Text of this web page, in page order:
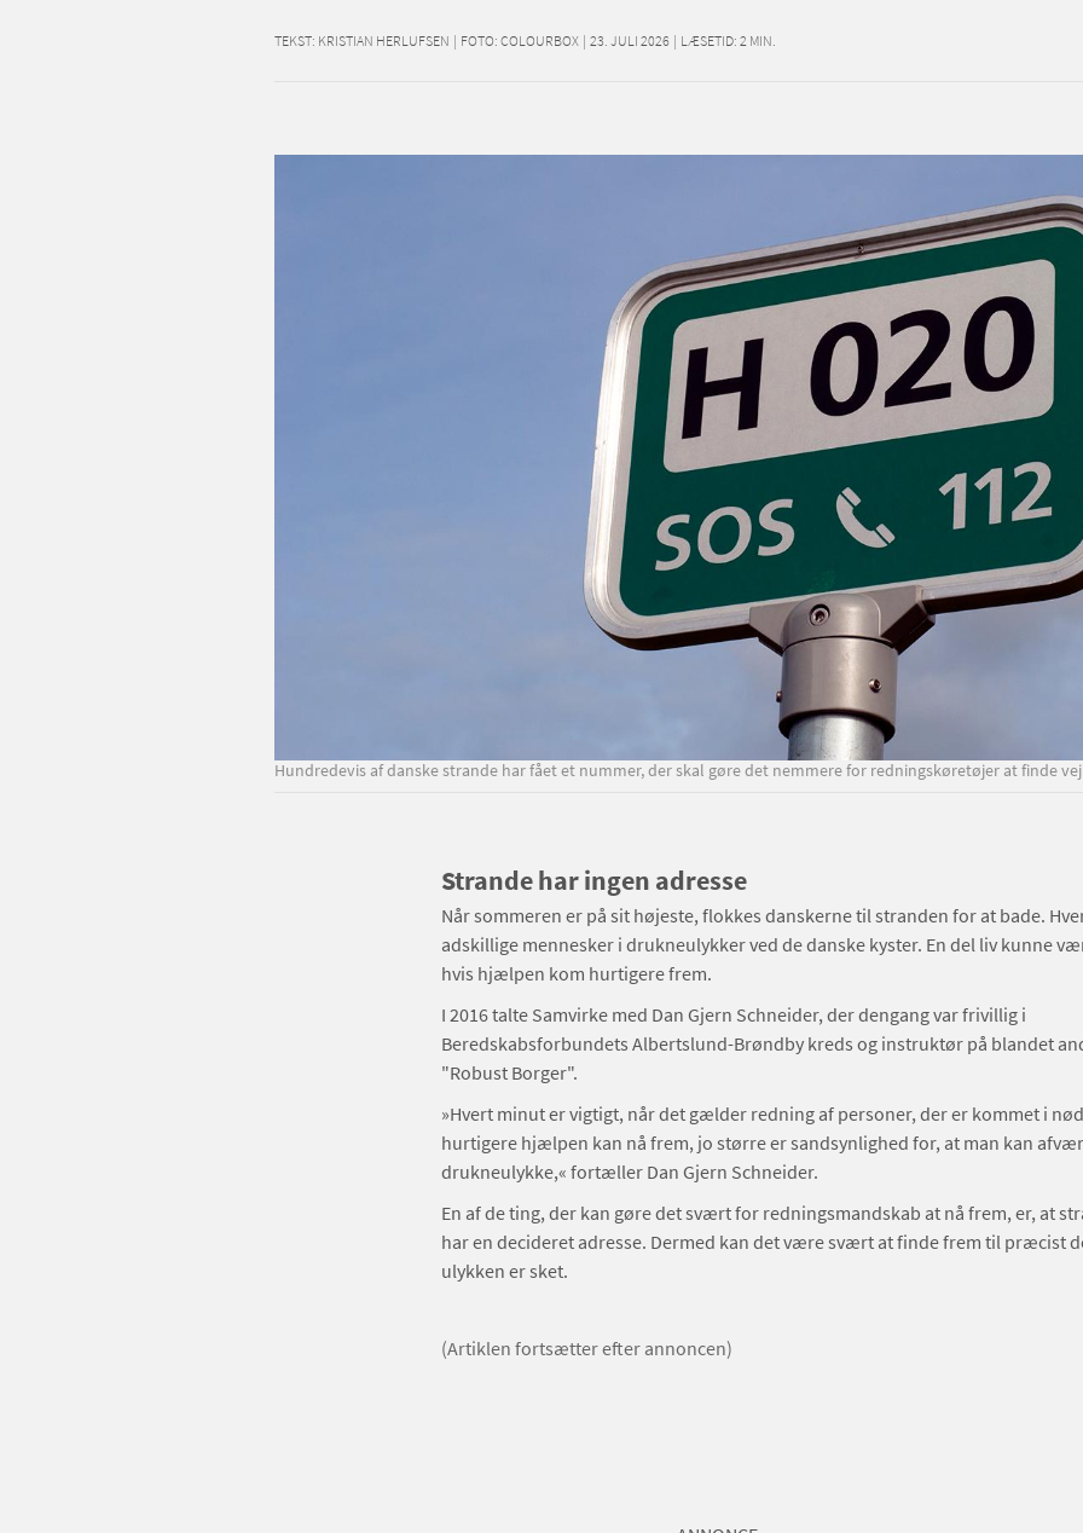
TEKST: KRISTIAN HERLUFSEN | FOTO: COLOURBOX | 23. JULI 2026 | LÆSETID: 2 MIN.
Hundredevis af danske strande har fået et nummer, der skal gøre det nemmere for redningskøretøjer at finde
Strande har ingen adresse
Når sommeren er på sit højeste, flokkes danskerne til stranden for at bade.
adskillige mennesker i drukneulykker ved de danske kyster. En del liv kunne
hvis hjælpen kom hurtigere frem.
I 2016 talte Samvirke med Dan Gjern Schneider, der dengang var frivillig i
Beredskabsforbundets Albertslund-Brøndby kreds og instruktør på blandet
"Robust Borger".
»Hvert minut er vigtigt, når det gælder redning af personer, der er kommet i
hurtigere hjælpen kan nå frem, jo større er sandsynlighed for, at man kan
drukneulykke,« fortæller Dan Gjern Schneider.
En af de ting, der kan gøre det svært for redningsmandskab at nå frem, er, at
har en decideret adresse. Dermed kan det være svært at finde frem til præcist
ulykken er sket.
(Artiklen fortsætter efter annoncen)